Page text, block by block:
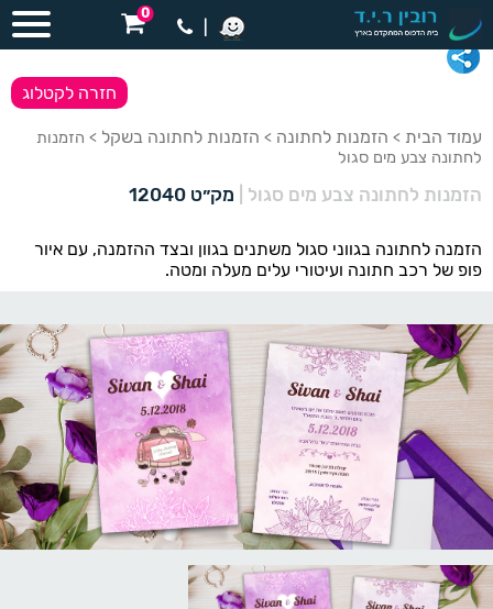
0
עמוד הבית > הזמנות לחתונה > הזמנות לחתונה בשקל > הזמנות
לחתונה צבע מים סגול
הזמנות לחתונה צבע מים סגול מק״ט 12040
חזרה לקטלוג
הזמנה לחתונה בגווני סגול משתנים בגוון ובצד ההזמנה, עם איור
פופ של רכב חתונה ועיטורי עלים מעלה ומטה.